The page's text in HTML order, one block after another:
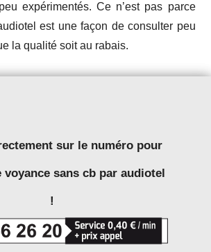
expérimentés. Ce n’est pas parce
est une façon de consulter peu
la qualité soit au rabais.
sur le numéro pour
sans cb par audiotel
!